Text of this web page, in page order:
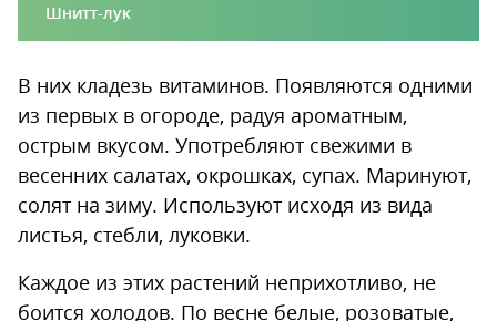
Шнитт-лук
В них кладезь витаминов. Появляются одними
из первых в огороде, радуя ароматным,
острым вкусом. Употребляют свежими в
весенних салатах, окрошках, супах. Маринуют,
солят на зиму. Используют исходя из вида
листья, стебли, луковки.
Каждое из этих растений неприхотливо, не
боится холодов. По весне белые, розоватые,